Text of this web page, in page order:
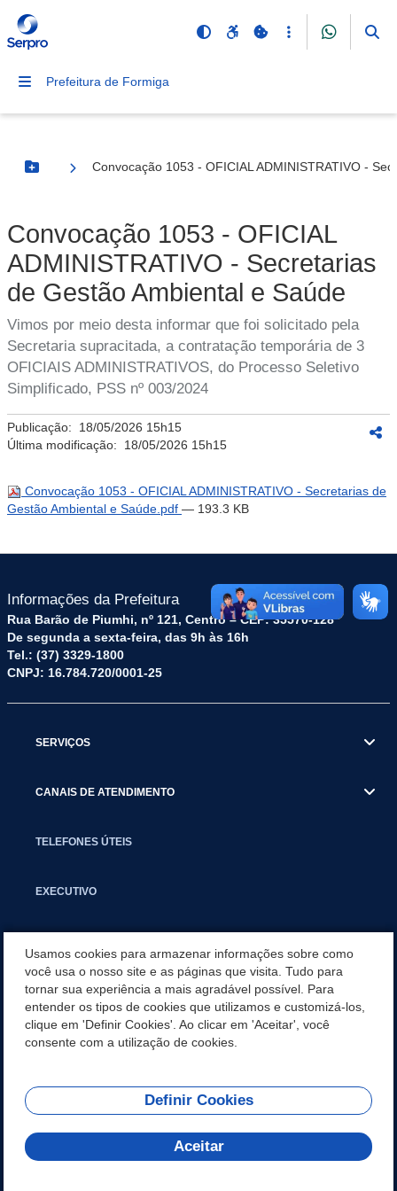
Prefeitura de Formiga
Botão Menu
Convocação 1053 - OFICIAL ADMINISTRATIVO -
Convocação 1053 - OFICIAL
ADMINISTRATIVO - Secretarias
de Gestão Ambiental e Saúde
Vimos por meio desta informar que foi solicitado pela
Secretaria supracitada, a contratação temporária de 3
OFICIAIS ADMINISTRATIVOS, do Processo Seletivo
Simplificado, PSS nº 003/2024
Publicação: 18/05/2026 15h15
Última modificação: 18/05/2026 15h15
Convocação 1053 - OFICIAL ADMINISTRATIVO - Secretarias de
Gestão Ambiental e Saúde.pdf — 193.3 KB
Informações da Prefeitura
Rua Barão de Piumhi, nº 121, Centro – CEP: 35570-128
De segunda a sexta-feira, das 9h às 16h
Tel.: (37) 3329-1800
CNPJ: 16.784.720/0001-25
SERVIÇOS
CANAIS DE ATENDIMENTO
TELEFONES ÚTEIS
EXECUTIVO
APLICATIVO
SECRETARIAS
REDES SOCIAIS
Usamos cookies para armazenar informações sobre como
você usa o nosso site e as páginas que visita. Tudo para
tornar sua experiência a mais agradável possível. Para
entender os tipos de cookies que utilizamos e customizá-los,
clique em 'Definir Cookies'. Ao clicar em 'Aceitar', você
consente com a utilização de cookies.
Definir Cookies
Aceitar